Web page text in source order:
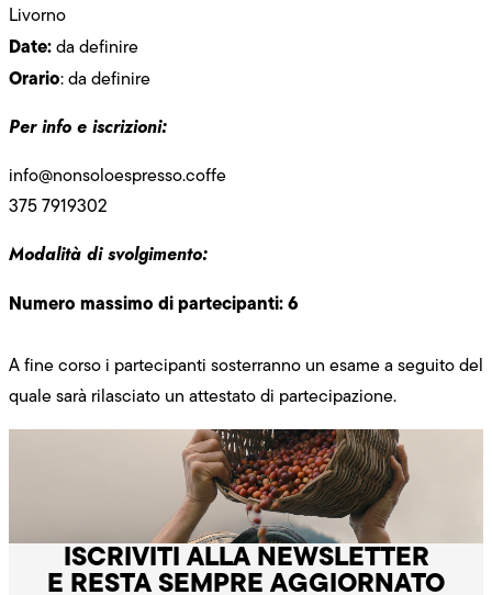
Livorno
Date:da definire
Orario: da definire
Per info e iscrizioni:
info@nonsoloespresso.coffe
375 7919302
Modalità di svolgimento:
Numero massimo di partecipanti: 6
A fine corso i partecipanti sosterranno un esame a seguito del
quale sarà rilasciato un attestato di partecipazione.
ISCRIVITI ALLA NEWSLETTER
E RESTA SEMPRE AGGIORNATO